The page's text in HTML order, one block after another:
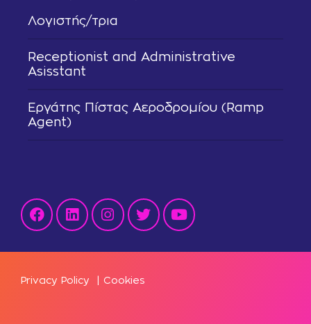
Λογιστής/τρια
Receptionist and Administrative
Asisstant
Εργάτης Πίστας Αεροδρομίου (Ramp
Agent)
Privacy Policy | Cookies